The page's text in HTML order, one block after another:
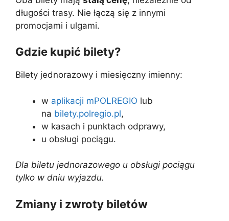
długości trasy. Nie łączą się z innymi
promocjami i ulgami.
Gdzie kupić bilety?
Bilety jednorazowy i miesięczny imienny:
w aplikacji mPOLREGIO lub
na bilety.polregio.pl,
w kasach i punktach odprawy,
u obsługi pociągu.
Dla biletu jednorazowego u obsługi pociągu
tylko w dniu wyjazdu.
Zmiany i zwroty biletów